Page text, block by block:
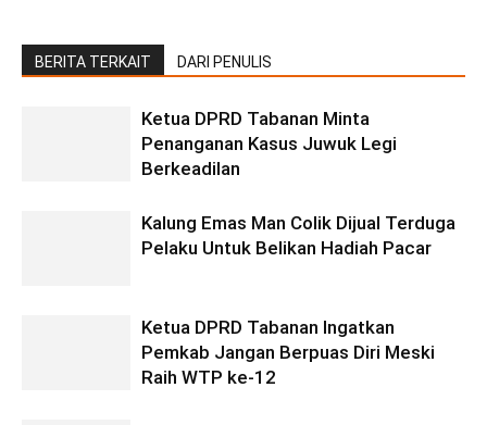
BERITA TERKAIT DARI PENULIS
Ketua DPRD Tabanan Minta
Penanganan Kasus Juwuk Legi
Berkeadilan
Kalung Emas Man Colik Dijual Terduga
Pelaku Untuk Belikan Hadiah Pacar
Ketua DPRD Tabanan Ingatkan
Pemkab Jangan Berpuas Diri Meski
Raih WTP ke-12